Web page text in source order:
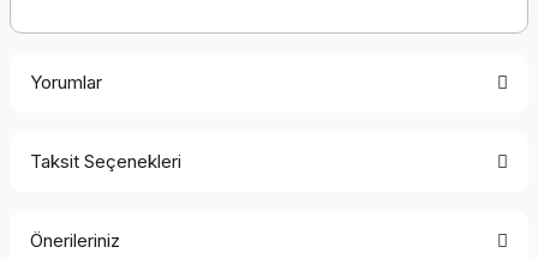
Yorumlar
Taksit Seçenekleri
Önerileriniz